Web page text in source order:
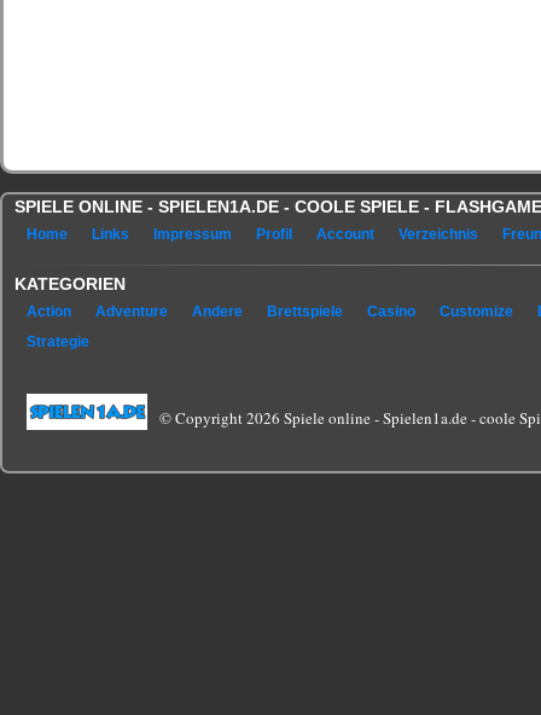
SPIELE ONLINE - SPIELEN1A.DE - COOLE SPIELE -
Home Links Impressum Profil Account Verzeichnis
KATEGORIEN
Action Adventure Andere Brettspiele Casino Customize
Strategie
© Copyright 2026 Spiele online - Spielen1a.de - coole